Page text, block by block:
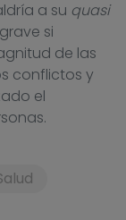
a su quasi
si
de las
conflictos y
el